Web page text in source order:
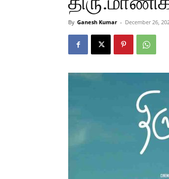
By Ganesh Kumar - December 26,